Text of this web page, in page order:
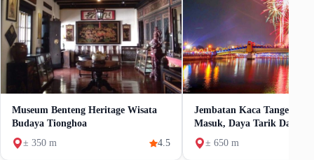
Museum Benteng Heritage Wisata
Budaya Tionghoa
± 350 m
4.5
Jembatan Kaca
Masuk, Daya Tarik Dan
± 650 m